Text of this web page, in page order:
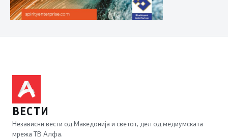
ВЕСТИ
Независни вести од Македонија и светот, дел од медиумската
мрежа ТВ Алфа.